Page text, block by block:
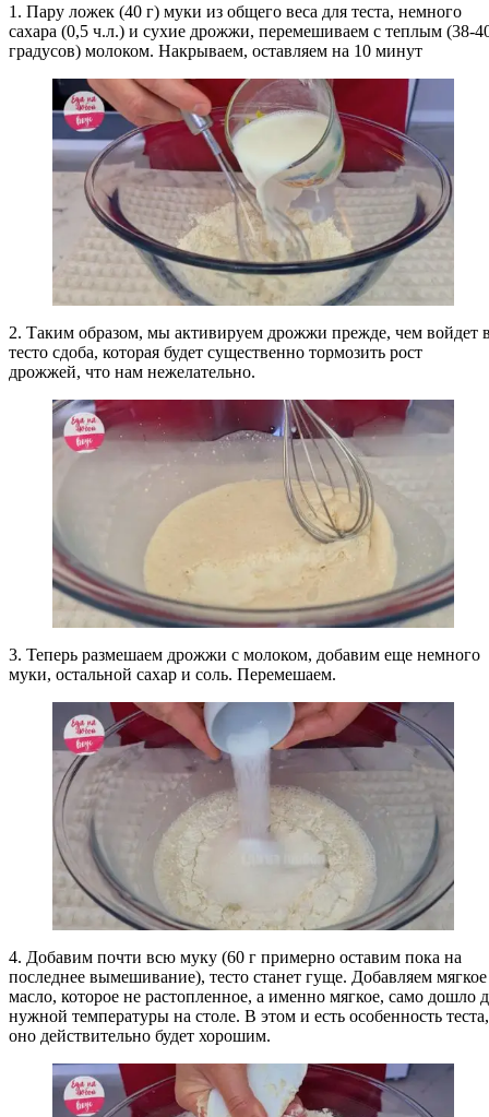
1. Пару ложек (40 г) муки из общего веса для теста, немного
сахара (0,5 ч.л.) и сухие дрожжи, перемешиваем с теплым (38-
градусов) молоком. Накрываем, оставляем на 10 минут
2. Таким образом, мы активируем дрожжи прежде, чем войдет
тесто сдоба, которая будет существенно тормозить рост
дрожжей, что нам нежелательно.
3. Теперь размешаем дрожжи с молоком, добавим еще немного
муки, остальной сахар и соль. Перемешаем.
4. Добавим почти всю муку (60 г примерно оставим пока на
последнее вымешивание), тесто станет гуще. Добавляем мягкое
масло, которое не растопленное, а именно мягкое, само дошло
нужной температуры на столе. В этом и есть особенность теста,
оно действительно будет хорошим.